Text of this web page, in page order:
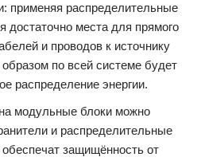
применяя распределительные
достаточно места для прямого
и проводов к источнику
по всей системе будет
распределение энергии.
модульные блоки можно
и распределительные
защищённость от